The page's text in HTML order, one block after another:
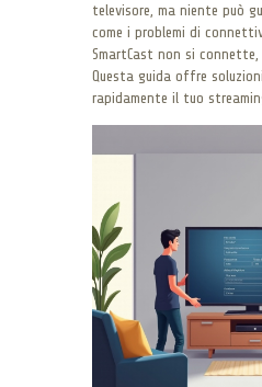
televisore, ma niente può
come i problemi di
SmartCast non si connette,
Questa guida offre
rapidamente il tuo